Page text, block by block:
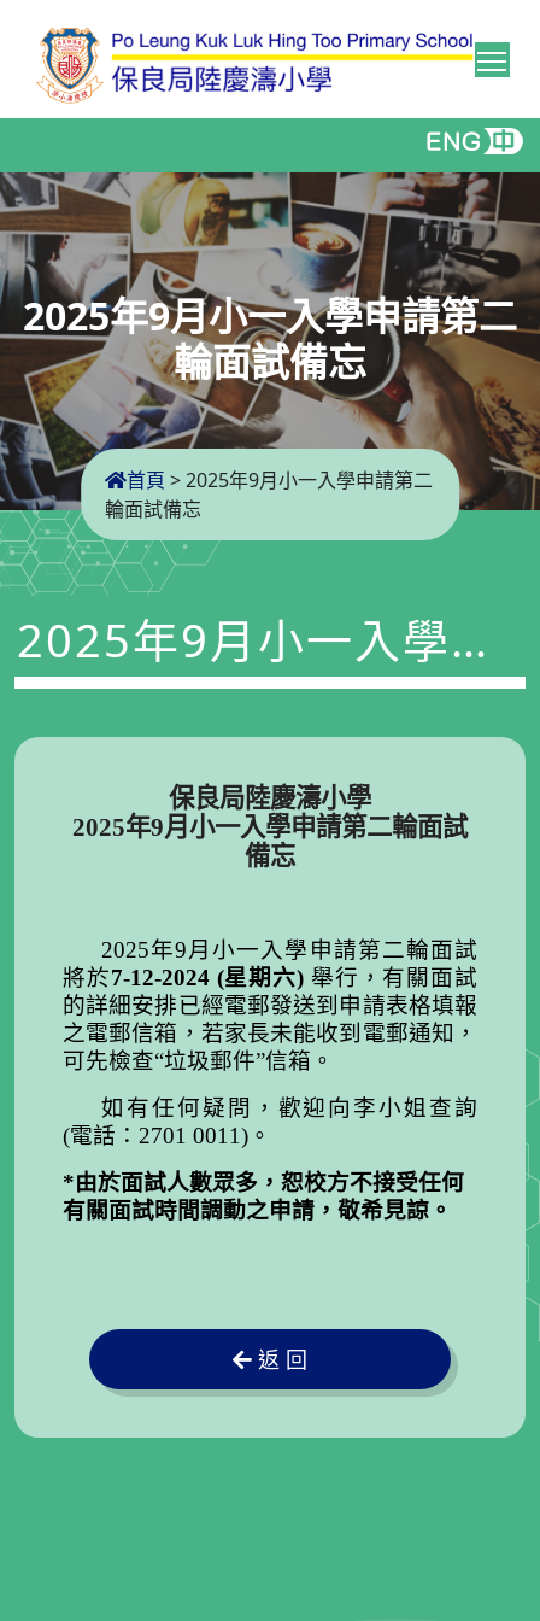
2025年9月小一入學申請第二
輪面試備忘
首頁 >2025年9月小一入學申請第二
輪面試備忘
2025年9月小一入學申
請第二輪面試備忘
保良局陸慶濤小學
2025年9月小一入學申請第二輪面試
備忘
2025年9月小一入學申請第二輪面試
將於7-12-2024 (星期六) 舉行，有關面試
的詳細安排已經電郵發送到申請表格填報
之電郵信箱，若家長未能收到電郵通知，
可先檢查“垃圾郵件”信箱。
如有任何疑問，歡迎向李小姐查詢
(電話：2701 0011)。
*由於面試人數眾多，恕校方不接受任何
有關面試時間調動之申請，敬希見諒。
返 回